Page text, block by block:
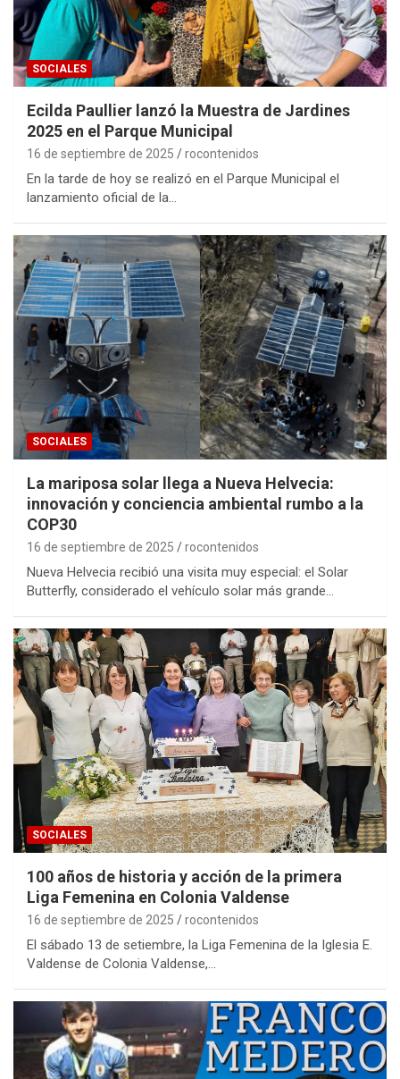
SOCIALES
Ecilda Paullier lanzó la Muestra de Jardines
2025 en el Parque Municipal
16 de septiembre de 2025 rocontenidos
En la tarde de hoy se realizó en el Parque Municipal el
lanzamiento oficial de la…
SOCIALES
La mariposa solar llega a Nueva Helvecia:
innovación y conciencia ambiental rumbo a la
COP30
16 de septiembre de 2025 rocontenidos
Nueva Helvecia recibió una visita muy especial: el Solar
Butterfly, considerado el vehículo solar más grande…
SOCIALES
100 años de historia y acción de la primera
Liga Femenina en Colonia Valdense
16 de septiembre de 2025 rocontenidos
El sábado 13 de setiembre, la Liga Femenina de la Iglesia E.
Valdense de Colonia Valdense,…